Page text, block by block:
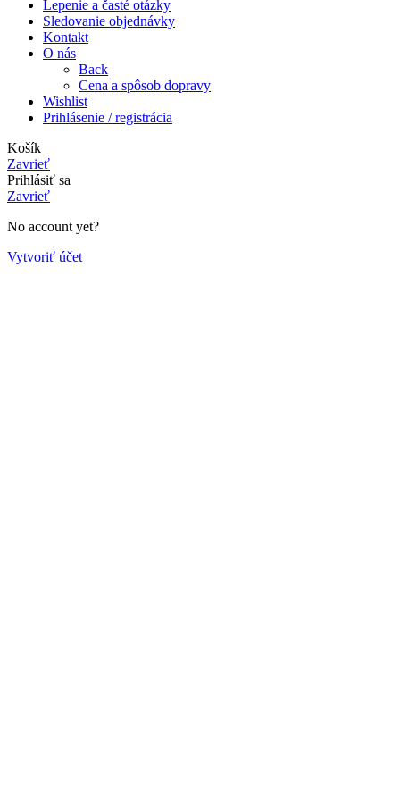
Lepenie a časté otázky
Sledovanie objednávky
Kontakt
O nás
Back
Cena a spôsob dopravy
Wishlist
Prihlásenie / registrácia
Košík
Zavrieť
Prihlásiť sa
Zavrieť
No account yet?
Vytvoriť účet